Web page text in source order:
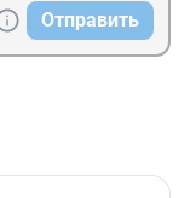
Отправить